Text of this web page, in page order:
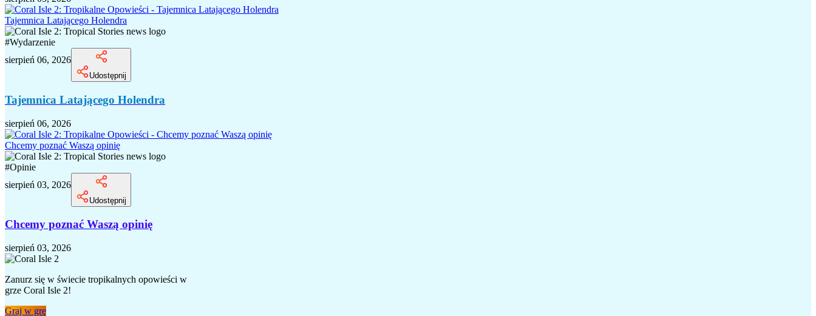
Tajemnica Latającego Holendra
#Wydarzenie
sierpień 06, 2026
Udostępnij
Tajemnica Latającego Holendra
sierpień 06, 2026
Chcemy poznać Waszą opinię
#Opinie
sierpień 03, 2026
Udostępnij
Chcemy poznać Waszą opinię
sierpień 03, 2026
Zanurz się w świecie tropikalnych opowieści w
grze Coral Isle 2!
Graj w grę